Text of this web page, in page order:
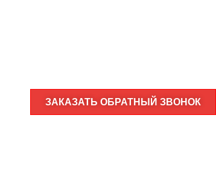
ЗАКАЗАТЬ ОБРАТНЫЙ ЗВОНОК